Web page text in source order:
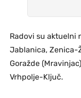
Radovi su aktuelni
Jablanica, Zenica-
Goražde
Vrhpolje-Ključ.